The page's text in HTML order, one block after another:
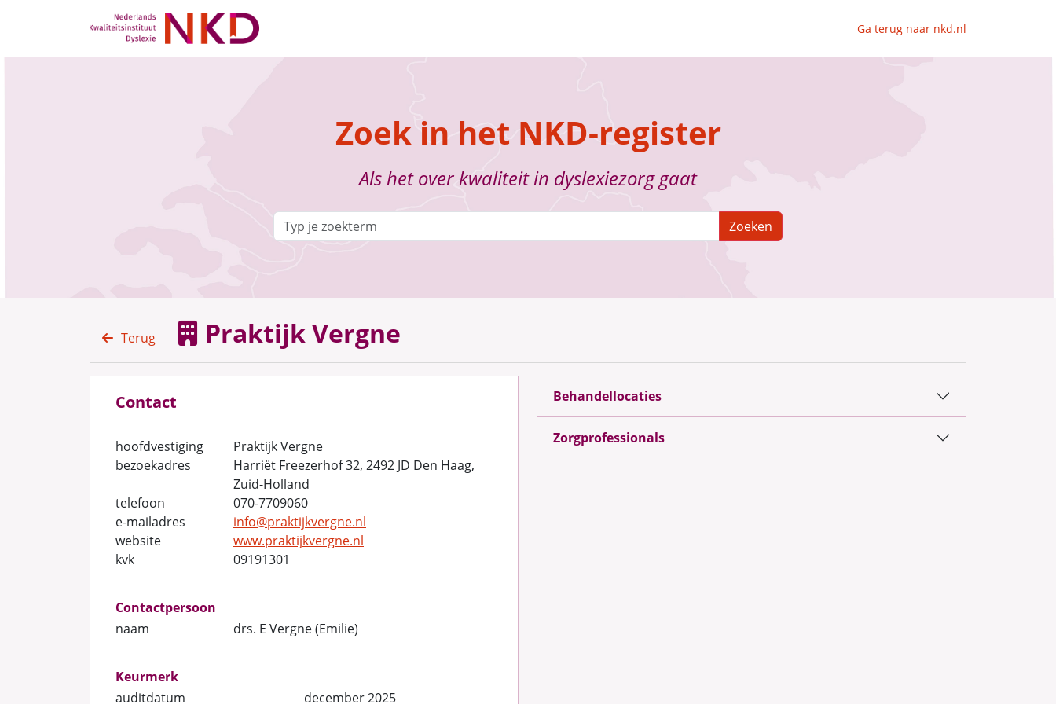
Ga terug naar nkd.nl
Zoek in het NKD-register
Als het over kwaliteit in dyslexiezorg gaat
Zoeken
Terug Praktijk Vergne
Contact
hoofdvestiging
Praktijk Vergne
bezoekadres
Harriët Freezerhof 32, 2492 JD Den Haag,
Zuid-Holland
telefoon
070-7709060
e-mailadres
info@praktijkvergne.nl
website
www.praktijkvergne.nl
kvk
09191301
Contactpersoon
naam
drs. E Vergne (Emilie)
Keurmerk
auditdatum
december 2025
Behandellocaties
Zorgprofessionals